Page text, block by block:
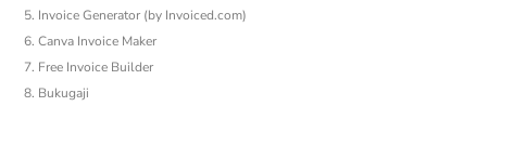
5. Invoice Generator (by Invoiced.com)
6. Canva Invoice Maker
7. Free Invoice Builder
8. Bukugaji